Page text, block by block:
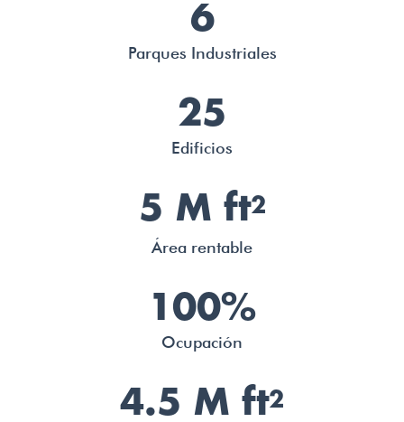
6
Parques Industriales
25
Edificios
5 M ft2
Área rentable
100%
Ocupación
4.5 M ft2